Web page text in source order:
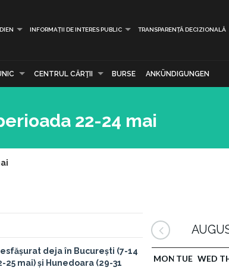
INFORMAȚII DE INTERES PUBLIC TRANSPARENȚĂ DECIZIONALĂ
CENTRUL CĂRŢII BURSE ANKÜNDIGUNGEN
22-24 mai
deja în București (7-14
mai) și Hunedoara (29-31
MON TUE WED